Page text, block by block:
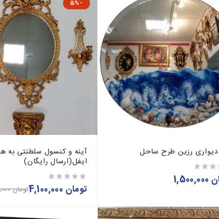
دیواری رزین طرح ساحل
-5%
آینه و کنسول سلطنتی به
ایفل(ارسال رایگان)
تومان4,300,000 تومان